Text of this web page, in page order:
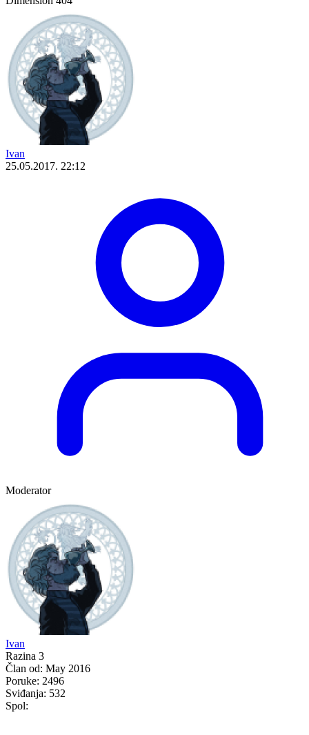
Ivan
25.05.2017. 22:12
Moderator
Ivan
Razina 3
Član od: May 2016
Poruke: 2496
Sviđanja: 532
Spol: